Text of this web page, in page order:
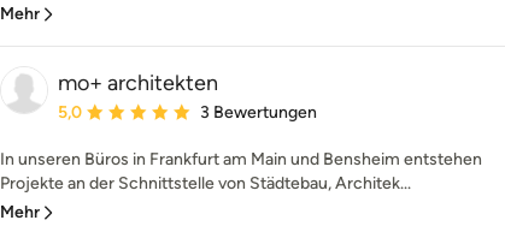
Mehr
mo+ architekten
Durchschnittliche Bewertung: 5 von 5 Sternen
5,0 3 Bewertungen
In unseren Büros in Frankfurt am Main und Bensheim entstehen
Projekte an der Schnittstelle von Städtebau, Architek...
Mehr